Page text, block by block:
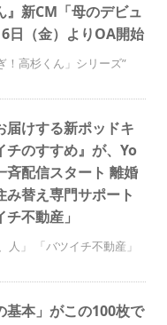
』新CM「母のデビュ
日（金）よりOA開始
！高杉くん」シリーズ”
届けする新ポッドキ
チのすすめ』が、Yo
斉配信スタート 離婚
み替え専門サポート
不動産」
」 「バツイチ不動産」
基本」がこの100枚で